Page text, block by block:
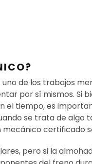
de los trabajos
por sí mismos. Si
el tiempo, es
se trata de
certificado
pero si la